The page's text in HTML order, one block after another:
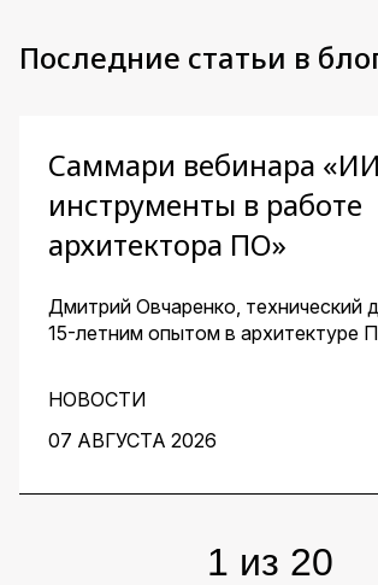
Последние статьи в
Саммари вебинара
инструменты в работе
архитектора ПО»
Дмитрий Овчаренко, технический
15-летним опытом в архитектуре
кондитеров — показал, как ИИ
архитектору ускорить работу на
от чистого листа до готовых
НОВОСТИ
07 АВГУСТА 2026
1 из 20